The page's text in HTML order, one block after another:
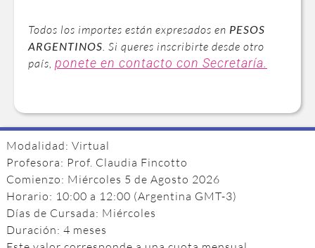
Todos los importes están expresados en PESOS
ARGENTINOS. Si queres inscribirte desde otro
país, ponete en contacto con Secretaría.
Modalidad: Virtual
Profesora: Prof. Claudia Fincotto
Comienzo: Miércoles 5 de Agosto 2026
Horario: 10:00 a 12:00 (Argentina GMT-3)
Días de Cursada: Miércoles
Duración: 4 meses